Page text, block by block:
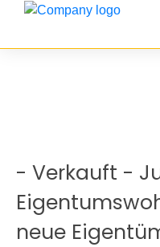
- Verkauft -
neue